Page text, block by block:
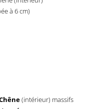
à 6 cm)
(intérieur) massifs